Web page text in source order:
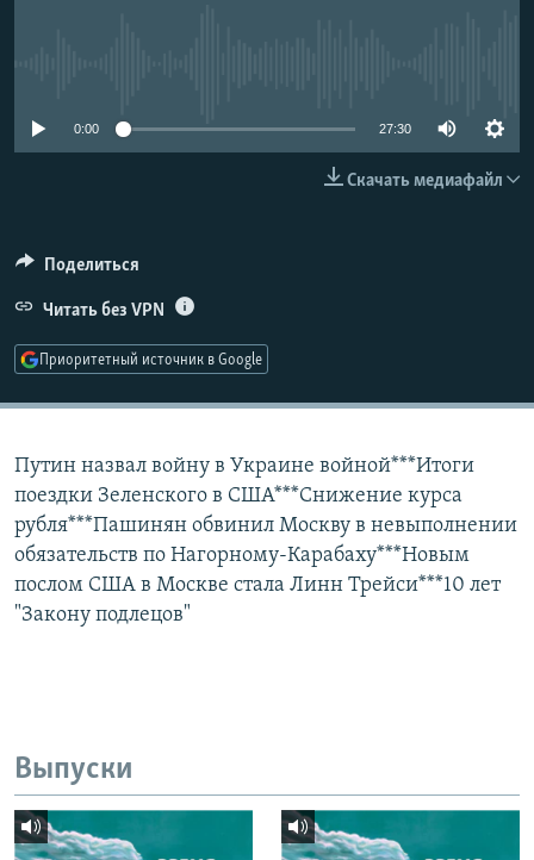
СОЦИАЛЬНЫЕ СЕТИ
0:00 27:30
Скачать медиафайл
Поделиться
Читать без VPN
Приоритетный источник в Google
Путин назвал войну в Украине войной***Итоги
поездки Зеленского в США***Снижение курса
рубля***Пашинян обвинил Москву в невыполнении
обязательств по Нагорному-Карабаху***Новым
послом США в Москве стала Линн Трейси***10 лет
"Закону подлецов"
Выпуски